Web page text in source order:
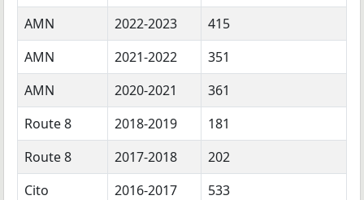
AMN
2022-2023
415
AMN
2021-2022
351
AMN
2020-2021
361
Route 8
2018-2019
181
Route 8
2017-2018
202
Cito
2016-2017
533